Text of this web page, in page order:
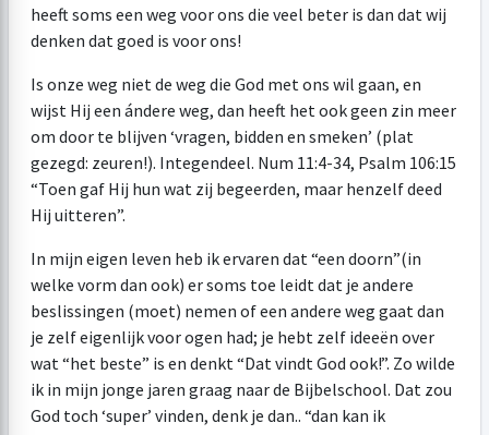
heeft soms een weg voor ons die veel beter is dan dat wij
denken dat goed is voor ons!
Is onze weg niet de weg die God met ons wil gaan, en
wijst Hij een ándere weg, dan heeft het ook geen zin meer
om door te blijven ‘vragen, bidden en smeken’ (plat
gezegd: zeuren!). Integendeel. Num 11:4-34, Psalm 106:15
“Toen gaf Hij hun wat zij begeerden, maar henzelf deed
Hij uitteren”.
In mijn eigen leven heb ik ervaren dat “een doorn”(in
welke vorm dan ook) er soms toe leidt dat je andere
beslissingen (moet) nemen of een andere weg gaat dan
je zelf eigenlijk voor ogen had; je hebt zelf ideeën over
wat “het beste” is en denkt “Dat vindt God ook!”. Zo wilde
ik in mijn jonge jaren graag naar de Bijbelschool. Dat zou
God toch ‘super’ vinden, denk je dan.. “dan kan ik